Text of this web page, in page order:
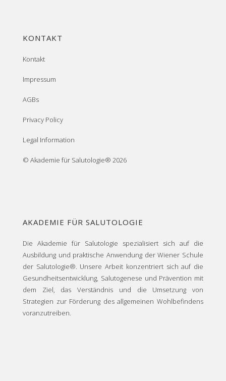
KONTAKT
Kontakt
Impressum
AGBs
Privacy Policy
Legal Information
© Akademie für Salutologie® 2026
AKADEMIE FÜR SALUTOLOGIE
Die Akademie für Salutologie spezialisiert sich auf die
Ausbildung und praktische Anwendung der Wiener Schule
der Salutologie®. Unsere Arbeit konzentriert sich auf die
Gesundheitsentwicklung, Salutogenese und Prävention mit
dem Ziel, das Verständnis und die Umsetzung von
Strategien zur Förderung des allgemeinen Wohlbefindens
voranzutreiben.